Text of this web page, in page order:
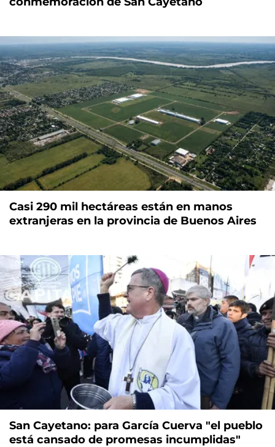
Casi 290 mil hectáreas están en manos
extranjeras en la provincia de Buenos Aires
San Cayetano: para García Cuerva "el pueblo
está cansado de promesas incumplidas"